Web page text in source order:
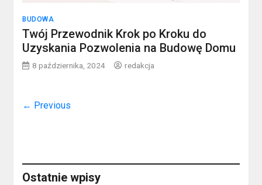
BUDOWA
Twój Przewodnik Krok po Kroku do
Uzyskania Pozwolenia na Budowę Domu
8 października, 2024 redakcja
← Previous
Ostatnie wpisy